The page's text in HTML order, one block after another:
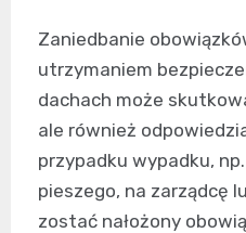
Zaniedbanie
utrzymaniem
dachach może
ale również
przypadku wypadku,
pieszego, na zarządcę
zostać nałożony